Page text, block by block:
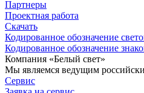
Партнеры
Проектная работа
Скачать
Кодированное обозначение
Кодированное обозначение
Компания «Белый свет»
Мы являемся ведущим
Сервис